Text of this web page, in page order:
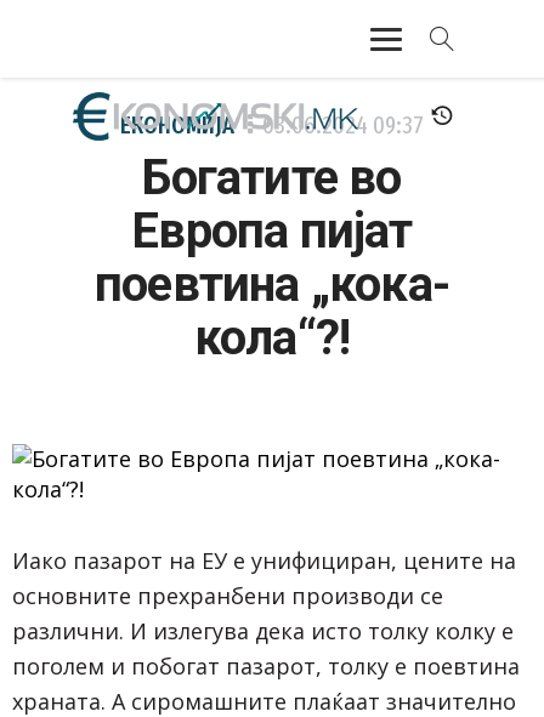
АКТУЕЛНО
ЕКОНОМИЈА
ФИНАНСИИ
БАНКАРСТВО
ЕКОНОМИЈА 03.06.2024 09:37
Богатите во
Европа пијат
поевтина „кока-
кола“?!
Иако пазарот на ЕУ е унифициран, цените на
основните прехранбени производи се
различни. И излегува дека исто толку колку е
поголем и побогат пазарот, толку е поевтина
храната. А сиромашните плаќаат значително